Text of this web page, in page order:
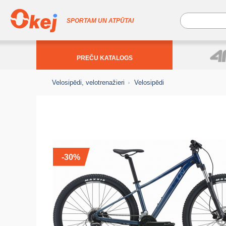
SPORTAM UN ATPŪTAI
PREČU KATALOGS
Velosipēdi, velotrenažieri Velosipēdi
-30%